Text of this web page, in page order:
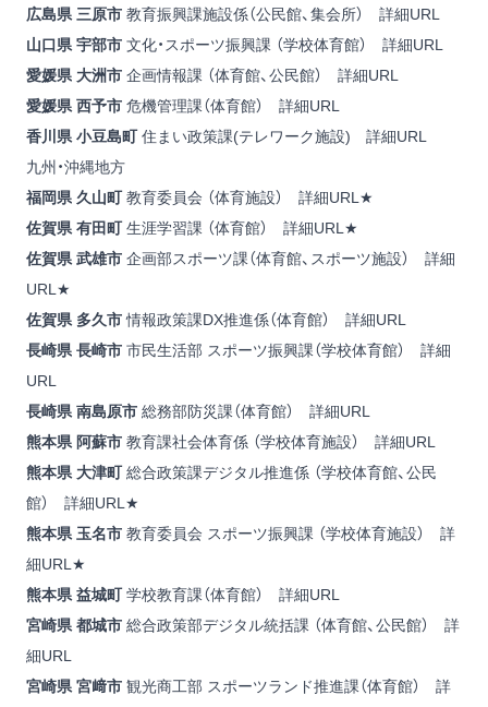
広島県 三原市 教育振興課施設係（公民館、集会所） 詳細URL
山口県 宇部市 文化・スポーツ振興課 （学校体育館） 詳細URL
愛媛県 大洲市 企画情報課 （体育館、公民館） 詳細URL
愛媛県 西予市 危機管理課（体育館） 詳細URL
香川県 小豆島町住まい政策課(テレワーク施設) 詳細URL
九州・沖縄地方
福岡県 久山町教育委員会 （体育施設） 詳細URL★
佐賀県 有田町生涯学習課 （体育館） 詳細URL★
佐賀県 武雄市 企画部スポーツ課（体育館、スポーツ施設） 詳細
URL★
佐賀県 多久市情報政策課DX推進係（体育館） 詳細URL
長崎県 長崎市 市民生活部 スポーツ振興課（学校体育館） 詳細
URL
長崎県 南島原市 総務部防災課（体育館） 詳細URL
熊本県 阿蘇市 教育課社会体育係 （学校体育施設） 詳細URL
熊本県 大津町総合政策課デジタル推進係 （学校体育館、公民
館） 詳細URL★
熊本県玉名市 教育委員会 スポーツ振興課 （学校体育施設） 詳
細URL★
熊本県 益城町学校教育課（体育館） 詳細URL
宮崎県 都城市 総合政策部デジタル統括課 （体育館、公民館） 詳
細URL
宮崎県 宮﨑市 観光商工部 スポーツランド推進課（体育館） 詳